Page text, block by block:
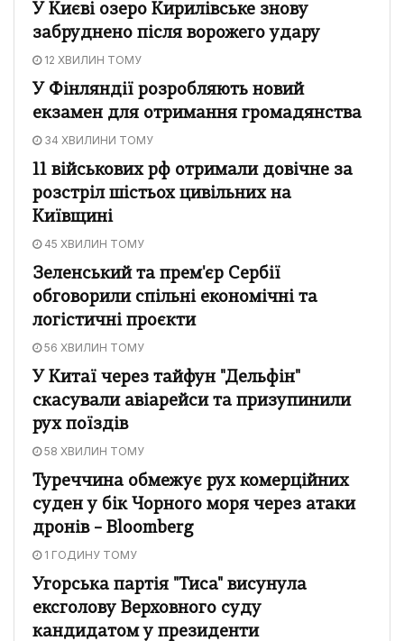
У Києві озеро Кирилівське знову
забруднено після ворожего удару
12 ХВИЛИН ТОМУ
У Фінляндії розробляють новий
екзамен для отримання громадянства
34 ХВИЛИНИ ТОМУ
11 військових рф отримали довічне за
розстріл шістьох цивільних на
Київщині
45 ХВИЛИН ТОМУ
Зеленський та прем'єр Сербії
обговорили спільні економічні та
логістичні проєкти
56 ХВИЛИН ТОМУ
У Китаї через тайфун "Дельфін"
скасували авіарейси та призупинили
рух поїздів
58 ХВИЛИН ТОМУ
Туреччина обмежує рух комерційних
суден у бік Чорного моря через атаки
дронів – Bloomberg
1 ГОДИНУ ТОМУ
Угорська партія "Тиса" висунула
ексголову Верховного суду
кандидатом у президенти